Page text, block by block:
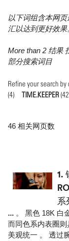
以下词组含本网
汇以达到更好效果
More than 2 结果
部分搜索词目
Refine your search by
(4)
TIME.KEEPER
46 相关网页数
1.
系
... 。 黑色 18K 白
而同色系内表圈
美观统一 。 透过